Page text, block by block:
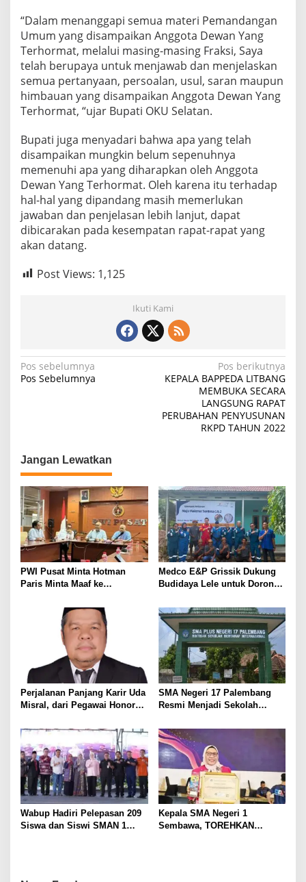
L
A
M
R
A
N
G
K
A
E
M
B
A
H
A
S
D
E
L
I
T
T
A
G
P
E
R
A
W
A
A
N
“Dalam menanggapi semua materi Pemandangan
Umum yang disampaikan Anggota Dewan Yang
Terhormat, melalui masing-masing Fraksi, Saya
telah berupaya untuk menjawab dan menjelaskan
semua pertanyaan, persoalan, usul, saran maupun
himbauan yang disampaikan Anggota Dewan Yang
Terhormat, “ujar Bupati OKU Selatan.
Bupati juga menyadari bahwa apa yang telah
disampaikan mungkin belum sepenuhnya
memenuhi apa yang diharapkan oleh Anggota
Dewan Yang Terhormat. Oleh karena itu terhadap
hal-hal yang dipandang masih memerlukan
jawaban dan penjelasan lebih lanjut, dapat
dibicarakan pada kesempatan rapat-rapat yang
akan datang.
Post Views: 1,125
Ikuti Kami
N
a
a
s
i
p
o
s
Pos sebelumnya
Pos Sebelumnya
Pos berikutnya
KEPALA BAPPEDA LITBANG
MEMBUKA SECARA
LANGSUNG RAPAT
PERUBAHAN PENYUSUNAN
RKPD TAHUN 2022
Jangan Lewatkan
PWI Pusat Minta Hotman
Paris Minta Maaf ke
Pers Harus Dihormati
Medco E&P Grissik Dukung
Budidaya Lele untuk Dorong
Masyarakat
Perjalanan Panjang Karir Uda
Misral, dari Pegawai Honorer
Karir Jabatan Struktural
Eselon III
SMA Negeri 17 Palembang
Resmi Menjadi Sekolah
Wabup Hadiri Pelepasan 209
Siswa dan Siswi SMAN 1
Kepala SMA Negeri 1
Sembawa, TOREHKAN